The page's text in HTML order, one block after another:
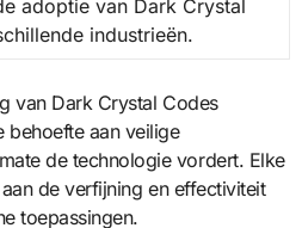
adoptie van Dark Crystal
industrieën.
van Dark Crystal Codes
behoefte aan veilige
de technologie vordert. Elke
de verfijning en effectiviteit
toepassingen.